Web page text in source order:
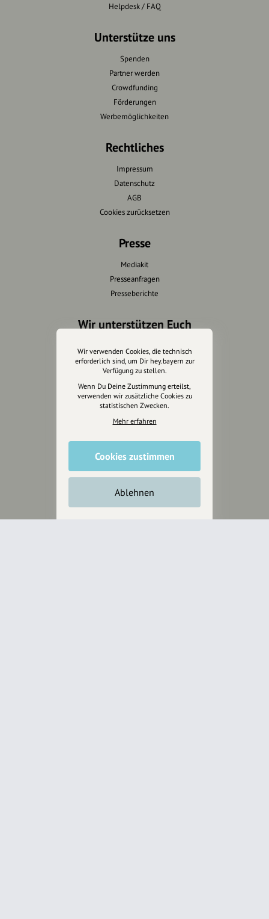
Helpdesk / FAQ
Unterstütze uns
Spenden
Partner werden
Crowdfunding
Förderungen
Werbemöglichkeiten
Rechtliches
Impressum
Datenschutz
AGB
Cookies zurücksetzen
Presse
Mediakit
Presseanfragen
Presseberichte
Wir unterstützen Euch
Marketing
Design & Branding
Anakin Design
Unterstütze
unsere Plattform
hey.bayern ist ein Projekt von
uns für unsere Region und
für alle, die uns besuchen
Wir verwenden Cookies, die technisch
erforderlich sind, um Dir hey.bayern zur
Verfügung zu stellen.
Wenn Du Deine Zustimmung erteilst,
verwenden wir zusätzliche Cookies zu
statistischen Zwecken.
Mehr erfahren
Cookies zustimmen
Ablehnen